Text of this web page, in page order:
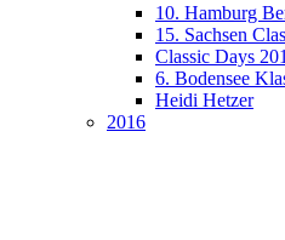
10. Hamburg
15. Sachsen
Classic Days
6. Bodensee
Heidi Hetzer
2016